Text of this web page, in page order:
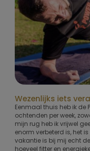
Wezenlijks iets
Eenmaal thuis heb ik de
ochtenden per week,
mijn rug heb ik vrijwel
enorm verbeterd is, het
vakantie is bij mij echt
hoeveel fitter en